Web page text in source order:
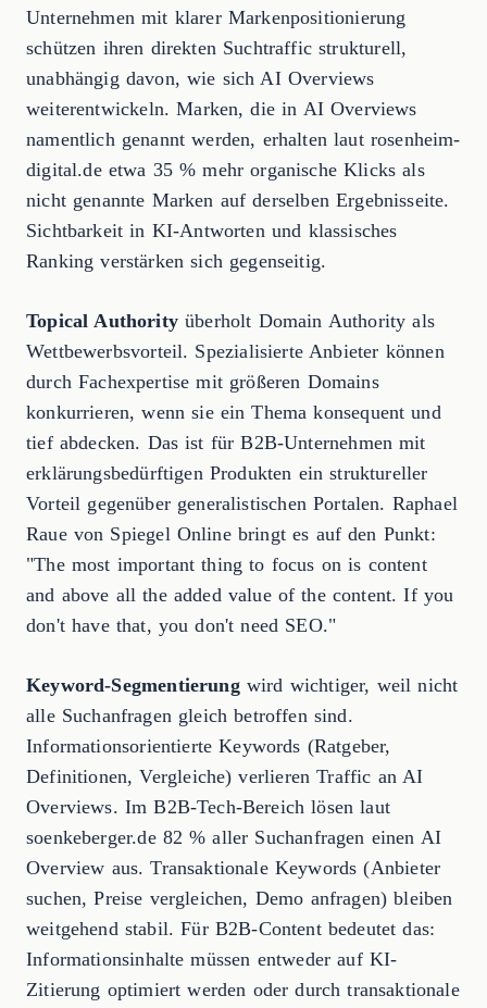
Unternehmen mit klarer Markenpositionierung
schützen ihren direkten Suchtraffic strukturell,
unabhängig davon, wie sich AI Overviews
weiterentwickeln. Marken, die in AI Overviews
namentlich genannt werden, erhalten laut rosenheim-
digital.de etwa 35 % mehr organische Klicks als
nicht genannte Marken auf derselben Ergebnisseite.
Sichtbarkeit in KI-Antworten und klassisches
Ranking verstärken sich gegenseitig.
Topical Authorityüberholt Domain Authority als
Wettbewerbsvorteil. Spezialisierte Anbieter können
durch Fachexpertise mit größeren Domains
konkurrieren, wenn sie ein Thema konsequent und
tief abdecken. Das ist für B2B-Unternehmen mit
erklärungsbedürftigen Produkten ein struktureller
Vorteil gegenüber generalistischen Portalen. Raphael
Raue von Spiegel Online bringt es auf den Punkt:
"The most important thing to focus on is content
and above all the added value of the content. If you
don't have that, you don't need SEO."
Keyword-Segmentierungwird wichtiger, weil nicht
alle Suchanfragen gleich betroffen sind.
Informationsorientierte Keywords (Ratgeber,
Definitionen, Vergleiche) verlieren Traffic an AI
Overviews. Im B2B-Tech-Bereich lösen laut
soenkeberger.de 82 % aller Suchanfragen einen AI
Overview aus. Transaktionale Keywords (Anbieter
suchen, Preise vergleichen, Demo anfragen) bleiben
weitgehend stabil. Für B2B-Content bedeutet das:
Informationsinhalte müssen entweder auf KI-
Zitierung optimiert werden oder durch transaktionale